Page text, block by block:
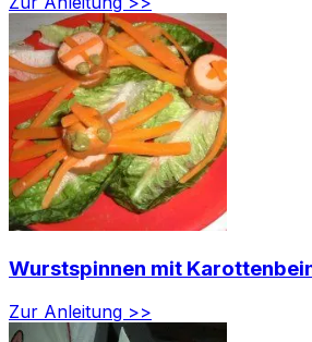
Wurstspinnen mit
Zur Anleitung >>